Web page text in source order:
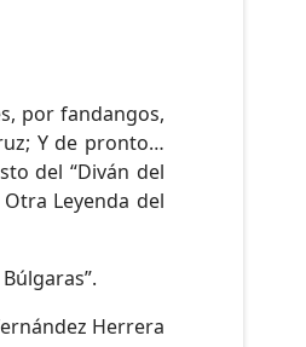
por fandangos,
Y de pronto…
del “Diván del
Leyenda del
Herrera